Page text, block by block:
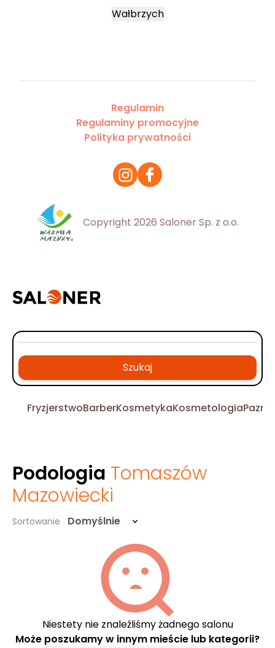
Wałbrzych
Regulamin
Regulaminy promocyjne
Polityka prywatności
Copyright 2026 Saloner Sp. z o.o.
Szukaj
FryzjerstwoBarberKosmetykaKosmetologia
Podologia Tomaszów
Mazowiecki
Sortowanie Domyślnie
Niestety nie znaleźliśmy żadnego salonu
Może poszukamy w innym mieście lub kategorii?